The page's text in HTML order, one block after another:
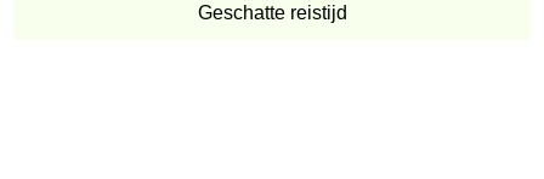
Geschatte reistijd